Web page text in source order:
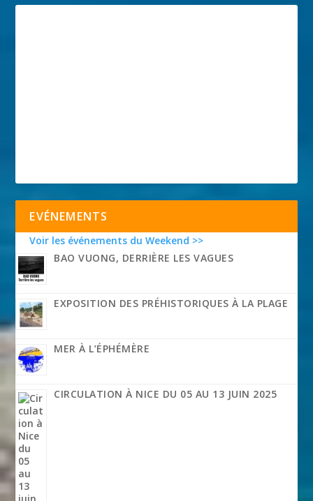
EVÉNEMENTS
Voir les événements du Weekend >>
BAO VUONG, DERRIÈRE LES VAGUES
EXPOSITION DES PRÉHISTORIQUES À LA PLAGE
MER À L’ÉPHÉMÈRE
CIRCULATION À NICE DU 05 AU 13 JUIN 2025